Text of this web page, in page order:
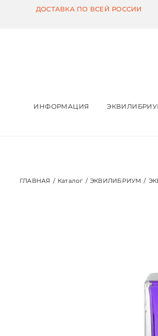
ДОСТАВКА ПО ВСЕЙ РОССИИ
ИНФОРМАЦИЯ
ГЛАВНАЯ / Каталог / ЭКВИЛИБРИУМ /